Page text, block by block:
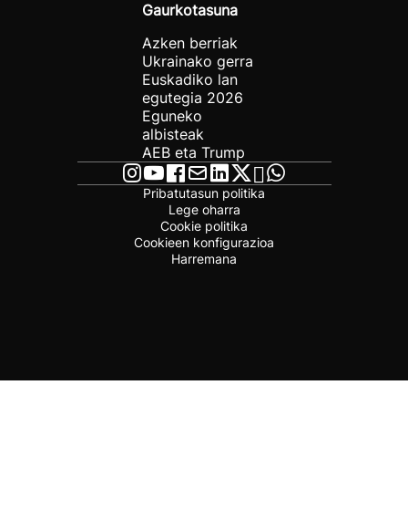
Gaurkotasuna
Azken berriak
Ukrainako gerra
Euskadiko lan
egutegia 2026
Eguneko
albisteak
AEB eta Trump
Pribatutasun politika
Lege oharra
Cookie politika
Cookieen konfigurazioa
Harremana